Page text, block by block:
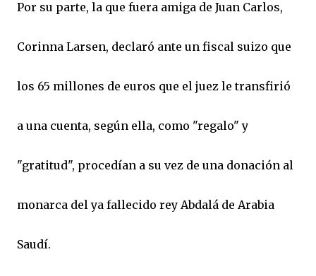
Por su parte, la que fuera amiga de Juan Carlos,
Corinna Larsen, declaró ante un fiscal suizo que
los 65 millones de euros que el juez le transfirió
a una cuenta, según ella, como "regalo" y
"gratitud", procedían a su vez de una donación al
monarca del ya fallecido rey Abdalá de Arabia
Saudí.